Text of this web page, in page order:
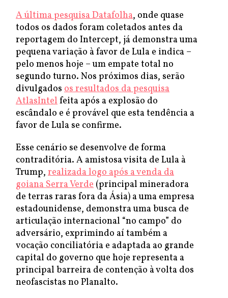
A última pesquisa Datafolha, onde quase
todos os dados foram coletados antes da
reportagem do Intercept, já demonstra uma
pequena variação à favor de Lula e indica –
pelo menos hoje – um empate total no
segundo turno. Nos próximos dias, serão
divulgados os resultados da pesquisa
AtlasIntelfeita após a explosão do
escândalo e é provável que esta tendência a
favor de Lula se confirme.
Esse cenário se desenvolve de forma
contraditória. A amistosa visita de Lula à
Trump, realizada logo após a venda da
goiana Serra Verde (principal mineradora
de terras raras fora da Ásia) a uma empresa
estadounidense, demonstra uma busca de
articulação internacional “no campo” do
adversário, exprimindo aí também a
vocação conciliatória e adaptada ao grande
capital do governo que hoje representa a
principal barreira de contenção à volta dos
neofascistas no Planalto.